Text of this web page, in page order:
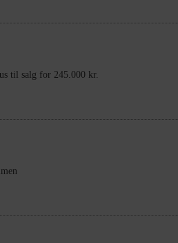
til salg for 245.000 kr.